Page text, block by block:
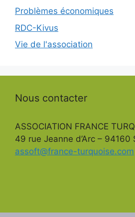
Problèmes économiques
RDC-Kivus
Vie de l'association
Nous contacter
ASSOCIATION FRANCE
49 rue Jeanne d’Arc – 94160
assoft@france-turquoise.com